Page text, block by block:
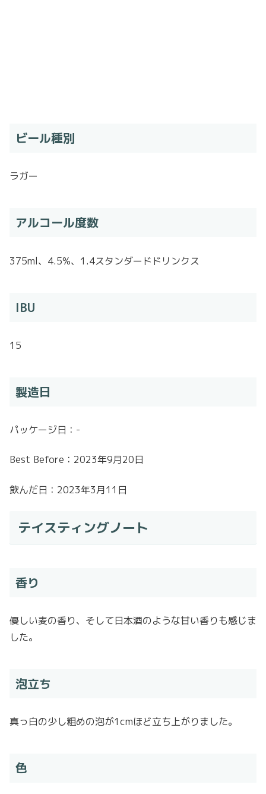
ビール種別
ラガー
アルコール度数
375ml、4.5%、1.4スタンダードドリンクス
IBU
15
製造日
パッケージ日：-
Best Before：2023年9月20日
飲んだ日：2023年3月11日
テイスティングノート
香り
優しい麦の香り、そして日本酒のような甘い香りも感じま
した。
泡立ち
真っ白の少し粗めの泡が1cmほど立ち上がりました。
色